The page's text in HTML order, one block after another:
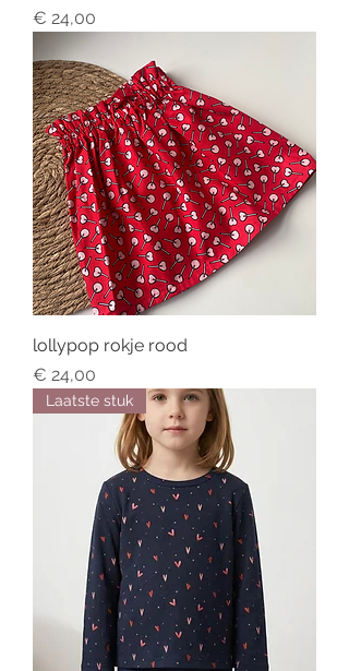
Price
€ 24,00
lollypop rokje rood
Price
€ 24,00
Laatste stuk